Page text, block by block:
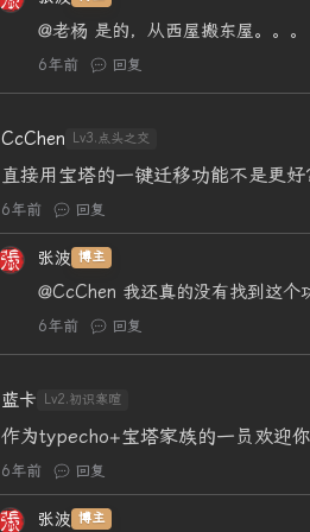
@老杨 是的，从西屋搬东屋。。。
6年前 回复
CcChen Lv3.点头之交
直接用宝塔的一键迁移功能不是更好
6年前 回复
张波 博主
@CcChen 我还真的没有找到这个
6年前 回复
蓝卡 Lv2.初识寒暄
作为typecho+宝塔家族的一员欢迎你
6年前 回复
张波 博主